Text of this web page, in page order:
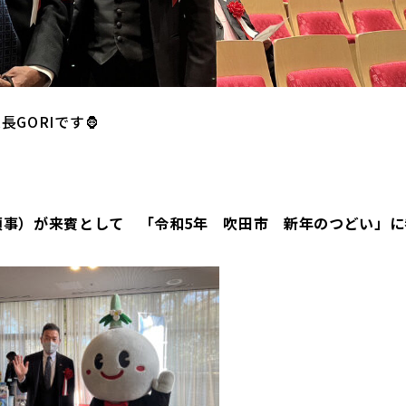
GORIです🦍
事）が来賓として 「令和5年 吹田市 新年のつどい」